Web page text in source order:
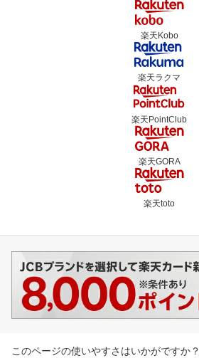
楽天Kobo
楽天ラクマ
楽天PointClub
楽天GORA
楽天toto
このページの使いやすさはいかがですか？